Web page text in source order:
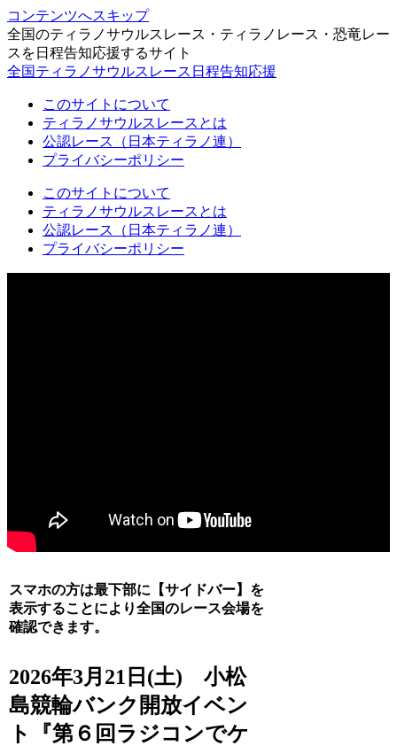
コンテンツへスキップ
全国のティラノサウルスレース・ティラノレース・恐竜レー
スを日程告知応援するサイト
全国ティラノサウルスレース日程告知応援
このサイトについて
ティラノサウルスレースとは
公認レース（日本ティラノ連）
プライバシーポリシー
このサイトについて
ティラノサウルスレースとは
公認レース（日本ティラノ連）
プライバシーポリシー
スマホの方は最下部に【サイドバー】を
表示することにより全国のレース会場を
確認できます。
2026年3月21日(土) 小松
島競輪バンク開放イベン
ト『第６回ラジコンでケ